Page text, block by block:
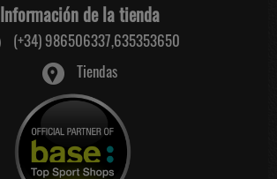
Información de la tienda
(+34) 986506337,635353650
Tiendas